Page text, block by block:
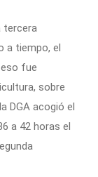
tercera
a tiempo, el
fue
sobre
DGA acogió el
a 42 horas el